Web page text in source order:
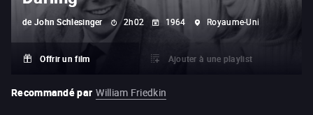
de John Schlesinger 2h02 1964 Royaume-Uni
Offrir un film Ajouter à une playlist
Recommandé par William Friedkin